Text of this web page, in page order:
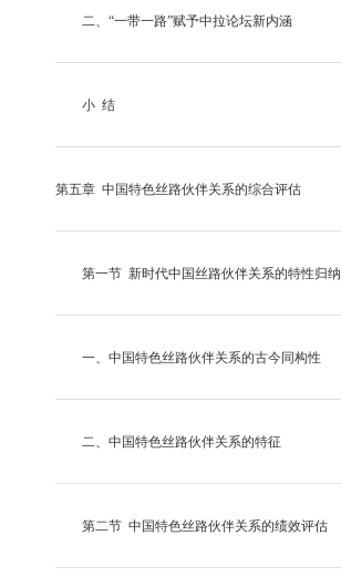
二、 “一带一路”赋予中拉论坛新内涵
小 结
第五章 中国特色丝路伙伴关系的综合评估
第一节 新时代中国丝路伙伴关系的特性归纳
一、 中国特色丝路伙伴关系的古今同构性
二、 中国特色丝路伙伴关系的特征
第二节 中国特色丝路伙伴关系的绩效评估